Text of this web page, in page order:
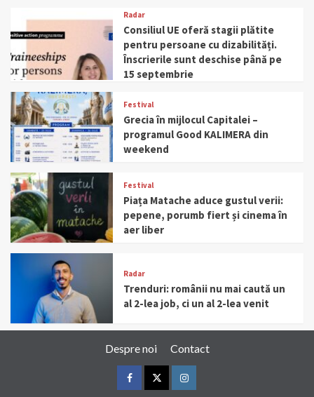
Radar
Consiliul UE oferă stagii plătite
pentru persoane cu dizabilități.
Înscrierile sunt deschise până pe
15 septembrie
Festival
Grecia în mijlocul Capitalei –
programul Good KALIMERA din
weekend
Festival
Piața Matache aduce gustul verii:
pepene, porumb fiert și cinema în
aer liber
Radar
Trenduri: românii nu mai caută un
al 2-lea job, ci un al 2-lea venit
Despre noi Contact
FacebookTwitterInstagram